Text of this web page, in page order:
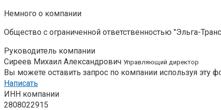
Немного о компании
Общество с ограниченной ответственностью "Эльга-
Руководитель компании
Сиреев Михаил Александрович Управляющий директор
Вы можете оставить запрос по компании используя эту
Написать
ИНН компании
2808022915